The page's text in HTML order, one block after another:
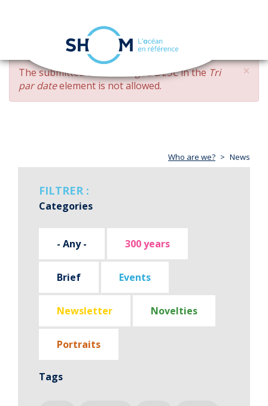
Skip
main
content
navigation
×
ERROR
MESSAGE
The submitted value changed DESCin the Tri
par dateelement is not allowed.
Who are we? News
FILTRER :
Categories
- Any - 300 years
Brief Events
Newsletter Novelties
Portraits
Tags